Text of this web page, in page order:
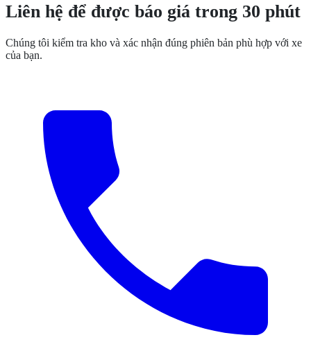
Liên hệ để được báo giá trong 30 phút
Chúng tôi kiểm tra kho và xác nhận đúng phiên bản phù hợp với xe
của bạn.